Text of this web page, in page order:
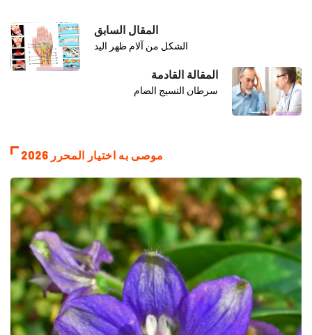
المقال السابق
الشكل من آلام ظهر اليد
المقالة القادمة
سرطان النسيج الضام
موصى به اختيار المحرر 2026